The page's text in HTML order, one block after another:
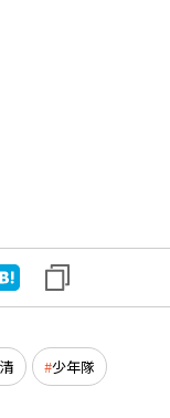
少年隊